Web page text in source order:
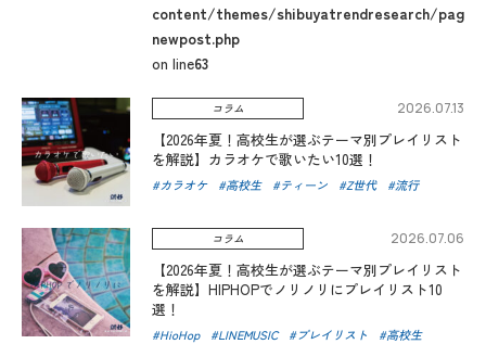
content/themes/shibuyatrendresearch/page-
newpost.php
on line63
コラム 2026.07.13
【2026年夏！高校生が選ぶテーマ別プレイリスト
を解説】カラオケで歌いたい10選！
カラオケ 高校生 ティーン Z世代 流行
コラム 2026.07.06
【2026年夏！高校生が選ぶテーマ別プレイリスト
を解説】HIPHOPでノリノリにプレイリスト10
選！
HioHop LINEMUSIC プレイリスト
高校生